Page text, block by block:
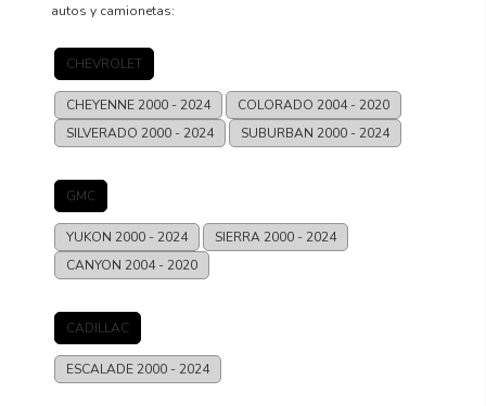
autos y camionetas:
CHEVROLET
CHEYENNE 2000 - 2024 COLORADO 2004 - 2020
SILVERADO 2000 - 2024 SUBURBAN 2000 - 2024
GMC
YUKON 2000 - 2024 SIERRA 2000 - 2024
CANYON 2004 - 2020
CADILLAC
ESCALADE 2000 - 2024